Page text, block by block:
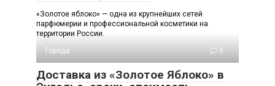
«Золотое яблоко» — одна из крупнейших сетей
парфюмерии и профессиональной косметики на
территории России.
Города
0
Доставка из «Золотое Яблоко» в